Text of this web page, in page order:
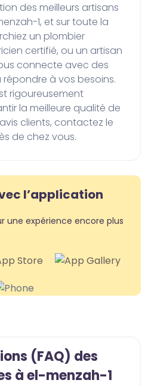
1, et sur toute la
un plombier
certifié, ou un artisan
connecte avec des
à vos besoins.
rigoureusement
la meilleure qualité de
clients, contactez le
de chez vous.
l’application
(FAQ) des
à el-menzah-1